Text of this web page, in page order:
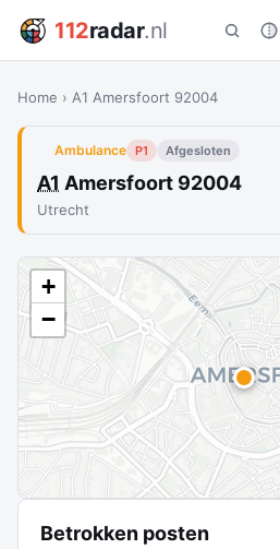
112radar.nl
Home › A1 Amersfoort 92004
Ambulance P1 Afgesloten
A1 Amersfoort 92004
Utrecht
+
−
Betrokken posten